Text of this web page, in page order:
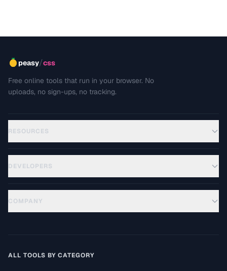
peasy/css
Free online tools that run in your browser. No
uploads, no sign-ups, no tracking.
RESOURCES
DEVELOPERS
COMPANY
ALL TOOLS BY CATEGORY